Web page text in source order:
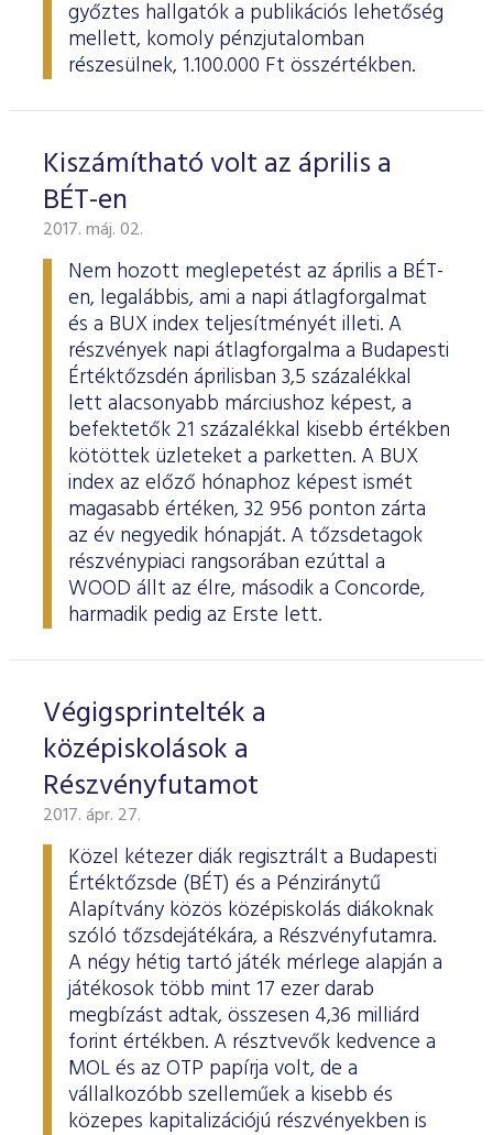
győztes hallgatók a publikációs lehetőség
mellett, komoly pénzjutalomban
részesülnek, 1.100.000 Ft összértékben.
Kiszámítható volt az április a
BÉT-en
2017. máj. 02.
Nem hozott meglepetést az április a BÉT-
en, legalábbis, ami a napi átlagforgalmat
és a BUX index teljesítményét illeti. A
részvények napi átlagforgalma a Budapesti
Értéktőzsdén áprilisban 3,5 százalékkal
lett alacsonyabb márciushoz képest, a
befektetők 21 százalékkal kisebb értékben
kötöttek üzleteket a parketten. A BUX
index az előző hónaphoz képest ismét
magasabb értéken, 32 956 ponton zárta
az év negyedik hónapját. A tőzsdetagok
részvénypiaci rangsorában ezúttal a
WOOD állt az élre, második a Concorde,
harmadik pedig az Erste lett.
Végigsprintelték a
középiskolások a
Részvényfutamot
2017. ápr. 27.
Közel kétezer diák regisztrált a Budapesti
Értéktőzsde (BÉT) és a Pénziránytű
Alapítvány közös középiskolás diákoknak
szóló tőzsdejátékára, a Részvényfutamra.
A négy hétig tartó játék mérlege alapján a
játékosok több mint 17 ezer darab
megbízást adtak, összesen 4,36 milliárd
forint értékben. A résztvevők kedvence a
MOL és az OTP papírja volt, de a
vállalkozóbb szelleműek a kisebb és
közepes kapitalizációjú részvényekben is